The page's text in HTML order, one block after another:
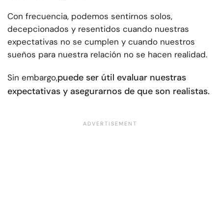
Con frecuencia, podemos sentirnos solos,
decepcionados y resentidos cuando nuestras
expectativas no se cumplen y cuando nuestros
sueños para nuestra relación no se hacen realidad.
Sin embargo,puede ser útil evaluar nuestras
expectativas y asegurarnos de que son realistas.